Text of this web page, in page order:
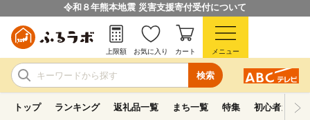
令和８年熊本地震 災害支援寄付受付について
検索
上限額 お気に入り カート メニュー
トップ ランキング 返礼品一覧 まち一覧 特集 初心者ガイド